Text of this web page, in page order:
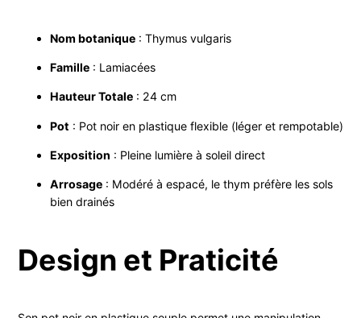
Nom botanique : Thymus vulgaris
Famille : Lamiacées
Hauteur Totale : 24 cm
Pot : Pot noir en plastique flexible (léger et rempotable)
Exposition : Pleine lumière à soleil direct
Arrosage : Modéré à espacé, le thym préfère les sols
bien drainés
Design et Praticité